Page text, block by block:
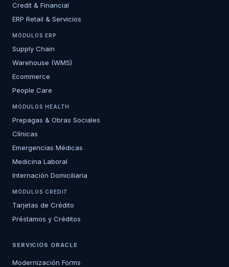
Credit & Financial
ERP Retail & Servicios
MÓDULOS ERP
Supply Chain
Warehouse (WMS)
Ecommerce
People Care
MÓDULOS HEALTH
Prepagas & Obras Sociales
Clínicas
Emergencias Médicas
Medicina Laboral
Internación Domiciliaria
MÓDULOS CREDIT
Tarjetas de Crédito
Préstamos y Créditos
SERVICIOS ORACLE
Modernización Forms